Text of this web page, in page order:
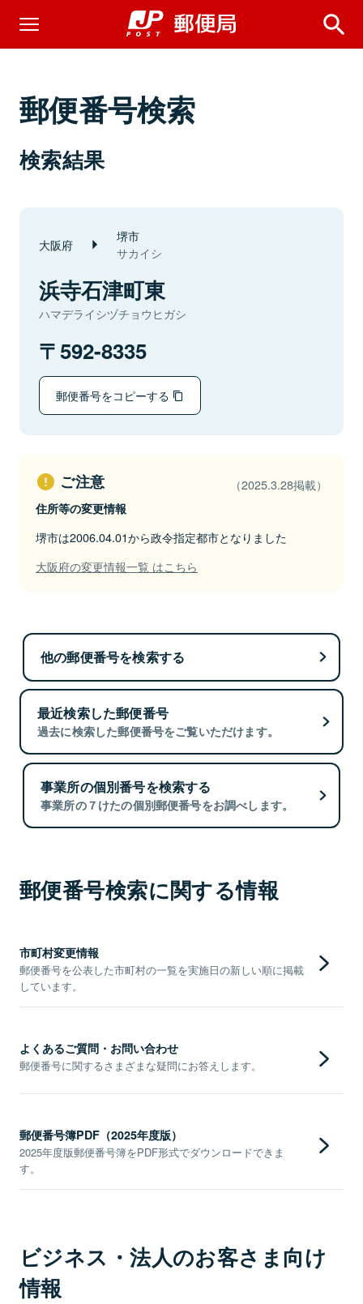
郵便番号検索
検索結果
大阪府 堺市
サカイシ
浜寺石津町東
ハマデライシヅチョウヒガシ
592-8335
郵便番号をコピーする
ご注意 （2025.3.28掲載）
住所等の変更情報
堺市は2006.04.01から政令指定都市となりました
大阪府の変更情報一覧 はこちら
他の郵便番号を検索する
最近検索した郵便番号
過去に検索した郵便番号をご覧いただけます。
事業所の個別番号を検索する
事業所の７けたの個別郵便番号をお調べします。
郵便番号検索に関する情報
市町村変更情報
郵便番号を公表した市町村の一覧を実施日の新しい順に掲載
しています。
よくあるご質問・お問い合わせ
郵便番号に関するさまざまな疑問にお答えします。
郵便番号簿PDF（2025年度版）
2025年度版郵便番号簿をPDF形式でダウンロードできま
す。
ビジネス・法人のお客さま向け
情報